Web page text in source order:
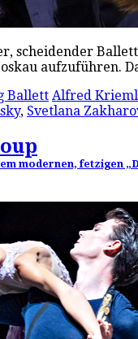
scheidender
aufzuführen.
Ballett Alfred
, Svetlana
modernen, fetzigen